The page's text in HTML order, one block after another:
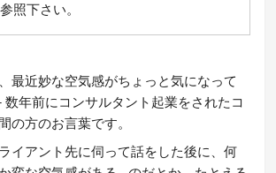
照下さい。
最近妙な空気感がちょっと気になって
年前にコンサルタント起業をされたコ
の方のお言葉です。
イアント先に伺って話をした後に、何